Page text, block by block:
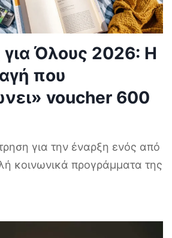
για Όλους 2026: Η
που
voucher 600
για την έναρξη ενός από
κοινωνικά προγράμματα της